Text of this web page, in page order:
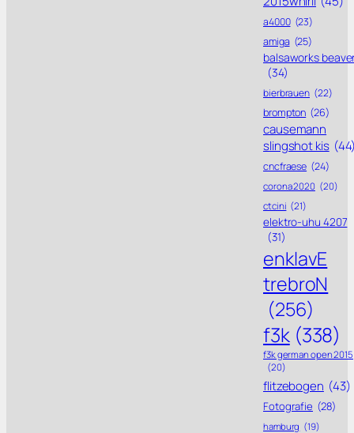
a4000 (23)
amiga (25)
balsaworks
(34)
bierbrauen (22)
brompton (26)
causemann
slingshot kis
cncfraese (24)
corona 2020 (20)
ctcini (21)
elektro-uhu 4207
(31)
enklavE
trebroN
(256)
f3k (338)
f3k german open 2015
(20)
flitzebogen (43)
Fotografie (28)
hamburg (19)